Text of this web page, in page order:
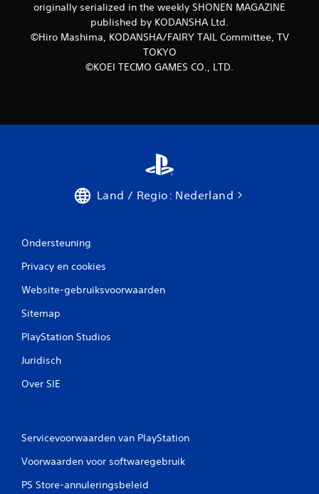
originally serialized in the weekly SHONEN MAGAZINE
published by KODANSHA Ltd.
©Hiro Mashima, KODANSHA/FAIRY TAIL Committee, TV
TOKYO
©KOEI TECMO GAMES CO., LTD.
Land / Regio: Nederland
Ondersteuning
Privacy en cookies
Website-gebruiksvoorwaarden
Sitemap
PlayStation Studios
Juridisch
Over SIE
Servicevoorwaarden van PlayStation
Voorwaarden voor softwaregebruik
PS Store-annuleringsbeleid